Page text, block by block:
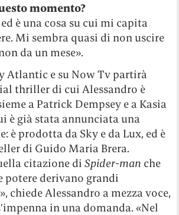
momento?
è una cosa su cui mi capita
Mi sembra quasi di non uscire
da un mese».
Atlantic e su Now Tv partirà
thriller di cui Alessandro è
a Patrick Dempsey e a Kasia
è già stata annunciata una
è prodotta da Sky e da Lux, ed è
di Guido Maria Brera.
citazione diSpider-man che
potere derivano grandi
chiede Alessandro a mezza voce,
in una domanda. «Nel